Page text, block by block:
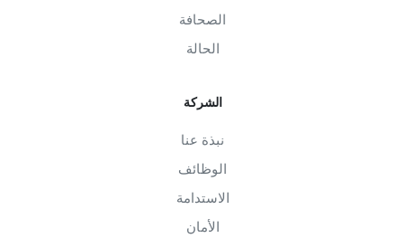
الصحافة
الحالة
الشركة
نبذة عنا
الوظائف
الاستدامة
الأمان